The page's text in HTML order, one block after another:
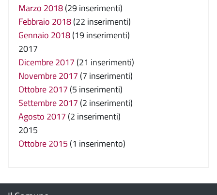
Marzo 2018(29 inserimenti)
Febbraio 2018(22 inserimenti)
Gennaio 2018(19 inserimenti)
2017
Dicembre 2017 (21 inserimenti)
Novembre 2017 (7 inserimenti)
Ottobre 2017 (5 inserimenti)
Settembre 2017 (2 inserimenti)
Agosto 2017 (2 inserimenti)
2015
Ottobre 2015 (1 inserimento)